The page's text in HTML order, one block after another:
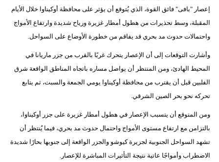
إسلامية
علوم
وتكنولوجيا
مدوَّنات
فيديو
إعصار "بافى" فائق القوة، الذي يُتوقع أن يؤثر على محافظة أوكيناوا خلال الأيام
المقبلة، وسط تحذيرات من هطول أمطار غزيرة ورياح شديدة وارتفاع الأمواج
واحتمالات حدوث مد بحري قد يفاقم من خطورة الأوضاع على السواحل.
وأشارت التوقعات إلى أن الإعصار يتحرك غربًا بالقرب من جزر ماريانا في
المحيط الهادئ، ومن المنتظر أن يواصل مساره باتجاه المناطق الواقعة شرق
الفلبين قبل أن يقترب من محافظة أوكيناوا يومي الجمعة والسبت، ثم يتابع
تحركه نحو بحر الصين الشرقي.
ومن المتوقع أن يتسبب الإعصار في هطول أمطار غزيرة على جزر أوكيناوا،
بالتزامن مع ارتفاع مستوى الأمواج واحتمال حدوث مد بحري، فيما يُنتظر أن
تشهد السواحل الجنوبية لجزيرة كيوشو والجزر الواقعة إلى جنوبها بحارًا شديدة
الاضطراب وأمواجًا عاتية نتيجة التأثيرات المباشرة للإعصار.